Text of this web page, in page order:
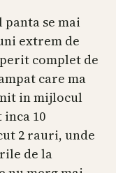
se mai
extrem de
complet de
care ma
in mijlocul
10
2 rauri, unde
de la